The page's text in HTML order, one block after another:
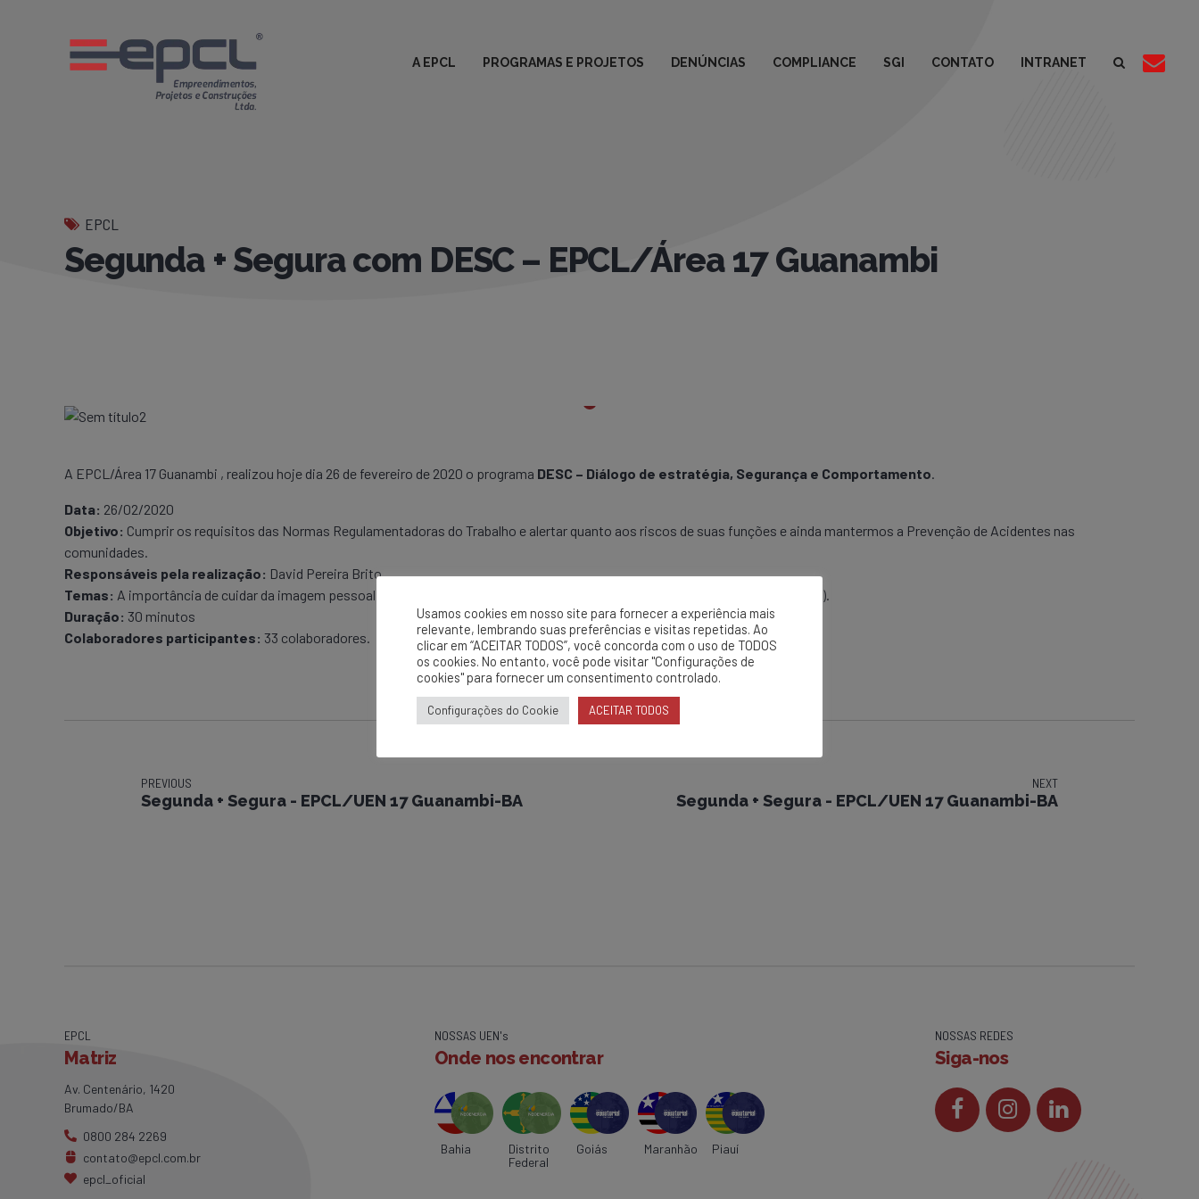
A EPCL PROGRAMAS E PROJETOS DENÚNCIAS COMPLIANCE SGI CONTATO INTRANET
EPCL
Segunda + Segura com DESC – EPCL/Área 17 Guanambi
A EPCL/Área 17 Guanambi , realizou hoje dia 26 de fevereiro de 2020 o programa DESC – Diálogo de estratégia, Segurança e Comportamento
Data: 26/02/2020
Objetivo: Cumprir os requisitos das Normas Regulamentadoras do Trabalho e alertar quanto aos riscos de suas funções e ainda mantermos a Prevenção de Acidentes nas
comunidades.
Responsáveis pela realização: David Pereira Brito.
Temas: A importância de cuidar da imagem pessoal no ambiente de trabalho (Nossa imagem e postura no ambiente de trabalho).
Duração: 30 minutos
Colaboradores participantes: 33 colaboradores.
PREVIOUS
Segunda + Segura - EPCL/UEN 17 Guanambi-BA
NEXT
Segunda + Segura - EPCL/UEN 17 Guanambi-BA
EPCL
Matriz
Av. Centenário, 1420
Brumado/BA
0800 284 2269
contato@epcl.com.br
epcl_oficial
NOSSAS UEN's
Onde nos encontrar
Bahia
Distrito
Federal
Goiás Maranhão Piauí
NOSSAS REDES
Siga-nos
Usamos cookies em nosso site para fornecer a experiência mais
relevante, lembrando suas preferências e visitas repetidas. Ao
clicar em “ACEITAR TODOS”, você concorda com o uso de TODOS
os cookies. No entanto, você pode visitar "Configurações de
cookies" para fornecer um consentimento controlado.
Configurações do Cookie ACEITAR TODOS